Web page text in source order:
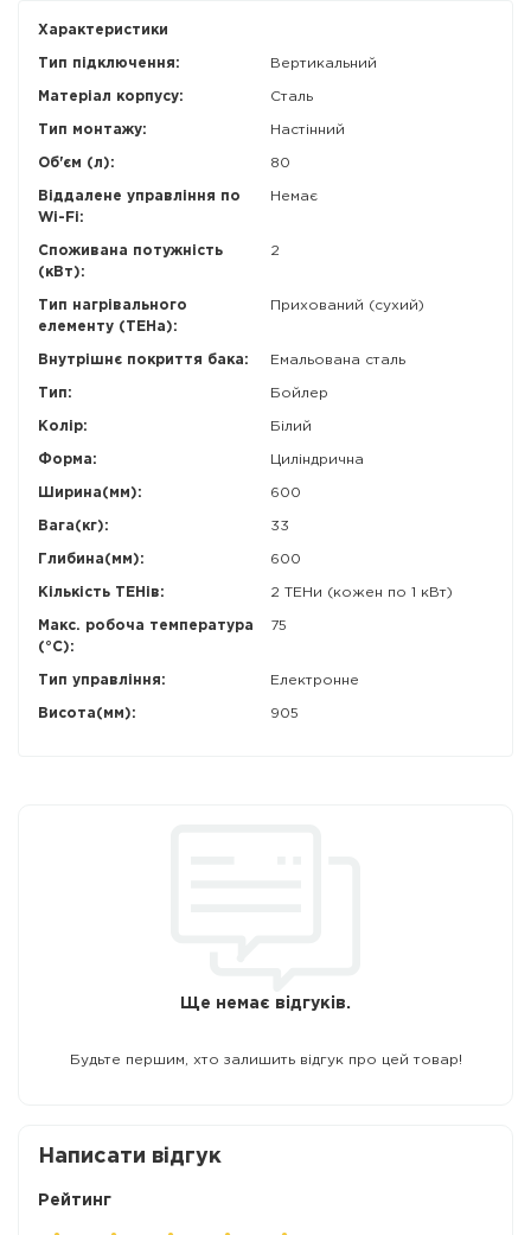
Характеристики
Тип підключення: Вертикальний
Матеріал корпусу: Сталь
Тип монтажу: Настінний
Об'єм (л): 80
Віддалене управління по
Wi-Fi:
Немає
Споживана потужність
(кВт):
2
Тип нагрівального
елементу (ТЕНа):
Прихований (сухий)
Внутрішнє покриття бака: Емальована сталь
Тип: Бойлер
Колір: Білий
Форма: Циліндрична
Ширина(мм): 600
Вага(кг): 33
Глибина(мм): 600
Кількість ТЕНів: 2 ТЕНи (кожен по 1 кВт)
Макс. робоча температура
(°C):
75
Тип управління: Електронне
Висота(мм): 905
Ще немає відгуків.
Будьте першим, хто залишить відгук про цей товар!
Написати відгук
Рейтинг